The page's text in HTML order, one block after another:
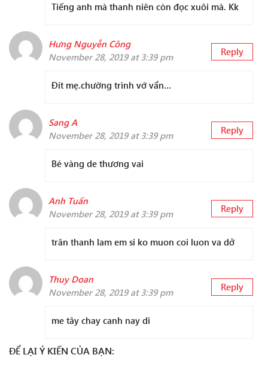
Tiếng anh mà thanh niên còn đọc xuôi mà. Kk
Hưng Nguyễn Công
November 28, 2019 at 3:39 pm
Reply
Đít mẹ.chường trình vớ vẩn…
Sang A
November 28, 2019 at 3:39 pm
Reply
Bé vàng de thương vai
Anh Tuấn
November 28, 2019 at 3:39 pm
Reply
trân thanh lam em si ko muon coi luon va dở
Thuy Doan
November 28, 2019 at 3:39 pm
Reply
me tây chay canh nay di
ĐỂ LẠI Ý KIẾN CỦA BẠN: